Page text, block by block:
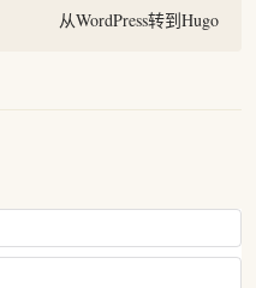
从WordPress转到Hugo